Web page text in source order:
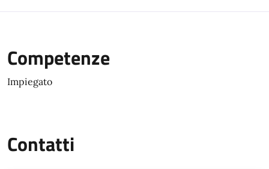
Competenze
Impiegato
Contatti